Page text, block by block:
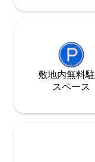
敷地内無料
ス⁠ペ⁠ー⁠ス